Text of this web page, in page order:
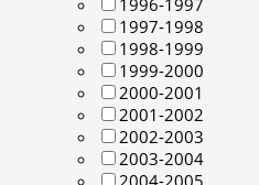
1996-1997
1997-1998
1998-1999
1999-2000
2000-2001
2001-2002
2002-2003
2003-2004